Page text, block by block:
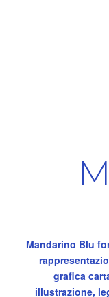
Mandarino Blu
grafica
illustrazione,